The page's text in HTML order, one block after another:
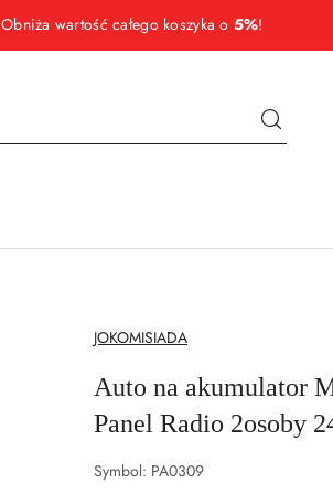
Obniża wartość całego koszyka o 5%!
NAZWA
PRODUCENTA:
JOKOMISIADA
Auto na akumulator
Panel Radio 2osoby
Symbol: PA0309